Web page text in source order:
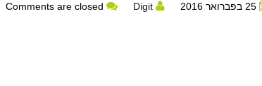
25 בפברואר 2016 Digit
Comments are closed